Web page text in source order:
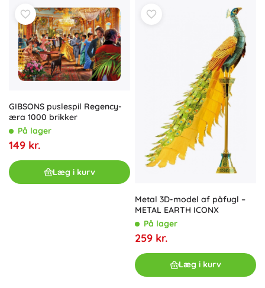
GIBSONS puslespil Regency-
æra 1000 brikker
På lager
149 kr.
Læg i kurv
Metal 3D-model af påfugl –
METAL EARTH ICONX
På lager
259 kr.
Læg i kurv